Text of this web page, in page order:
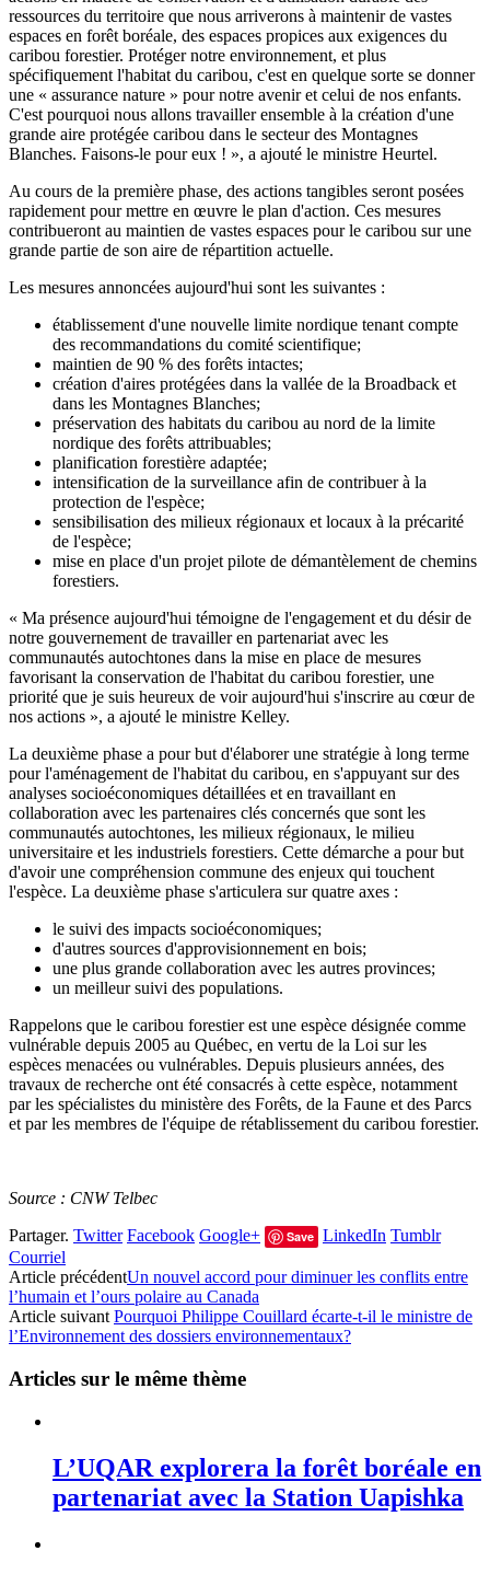
ressources du territoire que nous arriverons à maintenir de vastes
espaces en forêt boréale, des espaces propices aux exigences du
caribou forestier. Protéger notre environnement, et plus
spécifiquement l'habitat du caribou, c'est en quelque sorte se donner
une « assurance nature » pour notre avenir et celui de nos enfants.
C'est pourquoi nous allons travailler ensemble à la création d'une
grande aire protégée caribou dans le secteur des Montagnes
Blanches. Faisons-le pour eux ! », a ajouté le ministre Heurtel.
Au cours de la première phase, des actions tangibles seront posées
rapidement pour mettre en œuvre le plan d'action. Ces mesures
contribueront au maintien de vastes espaces pour le caribou sur une
grande partie de son aire de répartition actuelle.
Les mesures annoncées aujourd'hui sont les suivantes :
établissement d'une nouvelle limite nordique tenant compte
des recommandations du comité scientifique;
maintien de 90 % des forêts intactes;
création d'aires protégées dans la vallée de la Broadback et
dans les Montagnes Blanches;
préservation des habitats du caribou au nord de la limite
nordique des forêts attribuables;
planification forestière adaptée;
intensification de la surveillance afin de contribuer à la
protection de l'espèce;
sensibilisation des milieux régionaux et locaux à la précarité
de l'espèce;
mise en place d'un projet pilote de démantèlement de chemins
forestiers.
« Ma présence aujourd'hui témoigne de l'engagement et du désir de
notre gouvernement de travailler en partenariat avec les
communautés autochtones dans la mise en place de mesures
favorisant la conservation de l'habitat du caribou forestier, une
priorité que je suis heureux de voir aujourd'hui s'inscrire au cœur de
nos actions », a ajouté le ministre Kelley.
La deuxième phase a pour but d'élaborer une stratégie à long terme
pour l'aménagement de l'habitat du caribou, en s'appuyant sur des
analyses socioéconomiques détaillées et en travaillant en
collaboration avec les partenaires clés concernés que sont les
communautés autochtones, les milieux régionaux, le milieu
universitaire et les industriels forestiers. Cette démarche a pour but
d'avoir une compréhension commune des enjeux qui touchent
l'espèce. La deuxième phase s'articulera sur quatre axes :
le suivi des impacts socioéconomiques;
d'autres sources d'approvisionnement en bois;
une plus grande collaboration avec les autres provinces;
un meilleur suivi des populations.
Rappelons que le caribou forestier est une espèce désignée comme
vulnérable depuis 2005 au Québec, en vertu de la Loi sur les
espèces menacées ou vulnérables. Depuis plusieurs années, des
travaux de recherche ont été consacrés à cette espèce, notamment
par les spécialistes du ministère des Forêts, de la Faune et des Parcs
et par les membres de l'équipe de rétablissement du caribou forestier.
Source : CNW Telbec
Partager. Twitter Facebook Google+ Save LinkedIn Tumblr
Courriel
Article précédentUn nouvel accord pour diminuer les conflits entre
l’humain et l’ours polaire au Canada
Article suivant Pourquoi Philippe Couillard écarte-t-il le ministre de
l’Environnement des dossiers environnementaux?
Articles sur le même thème
L’UQAR explorera la forêt boréale en
partenariat avec la Station Uapishka